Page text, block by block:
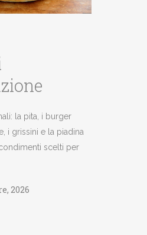
la pita, i burger
i grissini e la piadina
scelti per
2026